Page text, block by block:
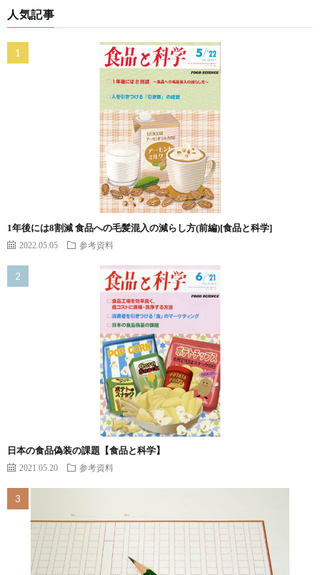
人気記事
1年後には8割減 食品への毛髪混入の減らし方(前編)[食品と科学]
2022.05.05 参考資料
日本の食品偽装の課題【食品と科学】
2021.05.20 参考資料